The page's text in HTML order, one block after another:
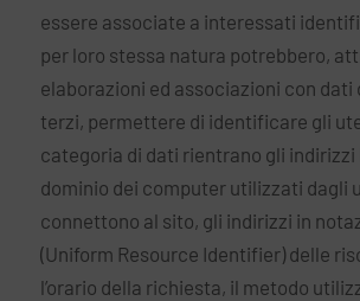
essere associate a interessati
per loro stessa natura potrebbero,
elaborazioni ed associazioni con dati
terzi, permettere di identificare gli
categoria di dati rientrano gli indirizzi
dominio dei computer utilizzati dagli
connettono al sito, gli indirizzi in
(Uniform Resource Identifier) delle
l’orario della richiesta, il metodo